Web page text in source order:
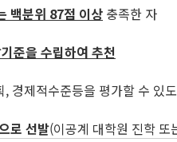
백분위 87점 이상 충족한 자
준을 수립하여 추천
경제적수준등을 평가할 수 있
로 선발(이공계 대학원 진학 또